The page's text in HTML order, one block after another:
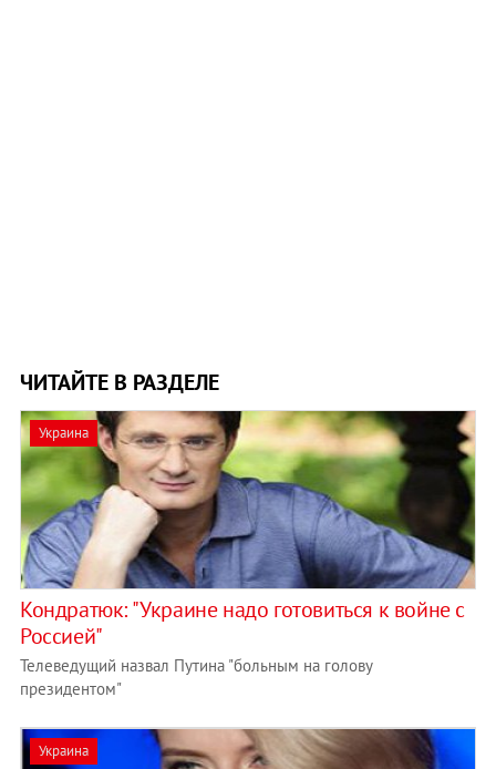
ЧИТАЙТЕ В РАЗДЕЛЕ
Украина
Кондратюк: "Украине надо готовиться к войне с
Россией"
Телеведущий назвал Путина "больным на голову
президентом"
Украина